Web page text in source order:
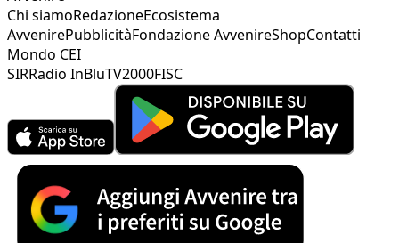
Chi siamoRedazioneEcosistema
AvvenirePubblicitàFondazione AvvenireShopContatti
Mondo CEI
SIRRadio InBluTV2000FISC